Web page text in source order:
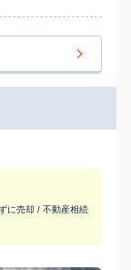
に売却 / 不動産相続